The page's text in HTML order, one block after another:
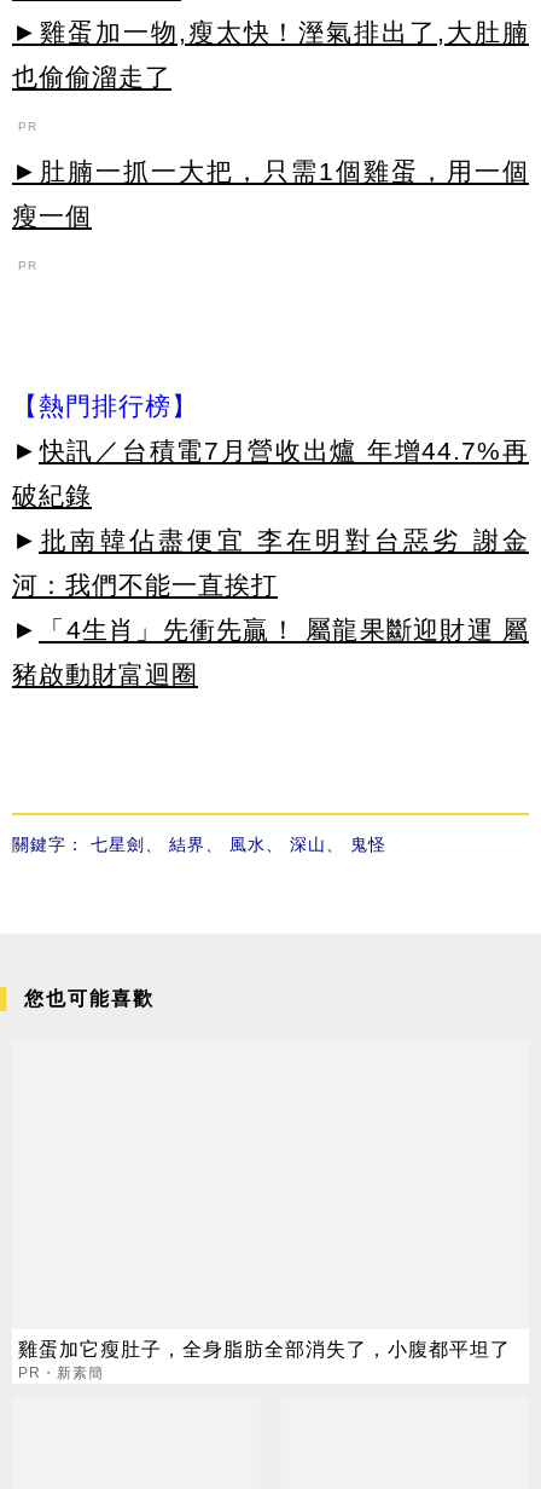
►雞蛋加一物,瘦太快！溼氣排出了,大肚腩
也偷偷溜走了
PR
►肚腩一抓一大把，只需1個雞蛋，用一個
瘦一個
PR
【熱門排行榜】
► 快訊／台積電7月營收出爐 年增44.7%再
破紀錄
► 批南韓佔盡便宜 李在明對台惡劣 謝金
河：我們不能一直挨打
►
「4生肖」先衝先贏！ 屬龍果斷迎財運 屬
豬啟動財富迴圈
關鍵字： 七星劍 結界 風水 深山 鬼怪
您也可能喜歡
雞蛋加它瘦肚子，全身脂肪全部消失了，小腹都平坦了
PR・新素簡